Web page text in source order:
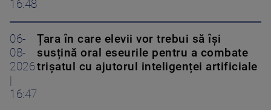
16:48
06-
08-
2026
|
16:47
Țara în care elevii vor trebui să își
susțină oral eseurile pentru a combate
trișatul cu ajutorul inteligenței artificiale